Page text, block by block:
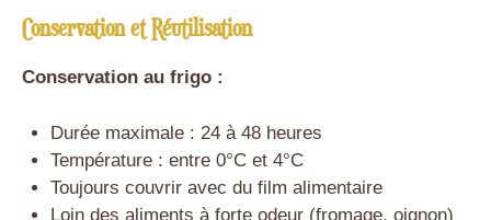
Conservation et Réutilisation
Conservation au frigo :
Durée maximale : 24 à 48 heures
Température : entre 0°C et 4°C
Toujours couvrir avec du film alimentaire
Loin des aliments à forte odeur (fromage, oignon)